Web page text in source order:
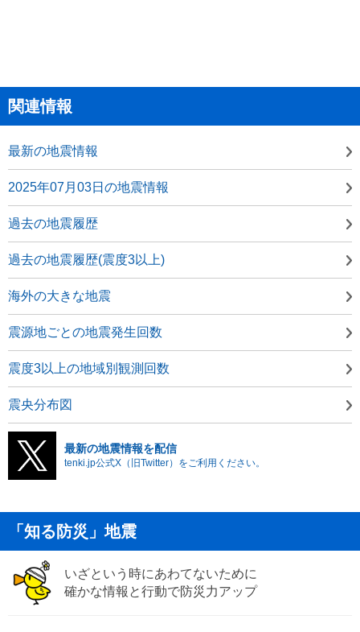
関連情報
最新の地震情報
2025年07月03日の地震情報
過去の地震履歴
過去の地震履歴(震度3以上)
海外の大きな地震
震源地ごとの地震発生回数
震度3以上の地域別観測回数
震央分布図
最新の地震情報を配信
tenki.jp公式X（旧Twitter）をご利用ください。
「知る防災」地震
いざという時にあわてないために
確かな情報と行動で防災力アップ